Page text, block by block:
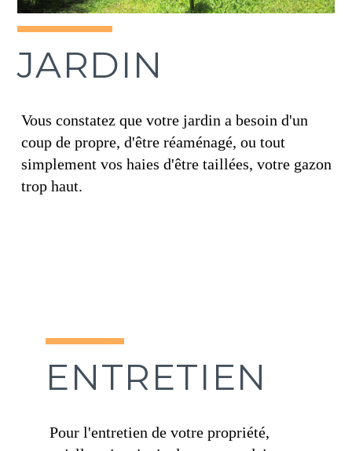
JARDIN
Vous constatez que votre jardin a besoin d'un
coup de propre, d'être réaménagé, ou tout
simplement vos haies d'être taillées, votre gazon
trop haut.
ENTRETIEN
Pour l'entretien de votre propriété,